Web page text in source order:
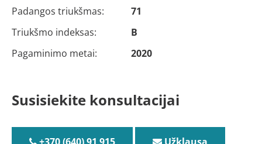
Padangos triukšmas:
71
Triukšmo indeksas:
B
Pagaminimo metai:
2020
Susisiekite konsultacijai